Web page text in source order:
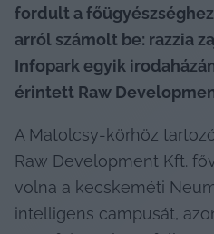
fordult a
arról számolt be: razzia
Infopark egyik
érintett Raw
A Matolcsy-körhöz
Raw Development Kft.
volna a kecskeméti
intelligens campusát,